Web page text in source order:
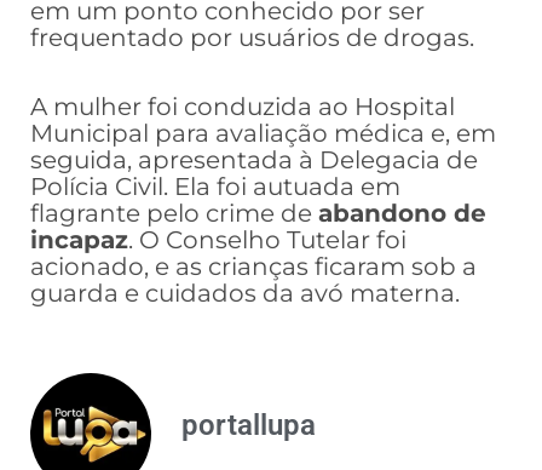
em um ponto conhecido por ser
frequentado por usuários de drogas.
A mulher foi conduzida ao Hospital
Municipal para avaliação médica e, em
seguida, apresentada à Delegacia de
Polícia Civil. Ela foi autuada em
flagrante pelo crime de abandono de
incapaz. O Conselho Tutelar foi
acionado, e as crianças ficaram sob a
guarda e cuidados da avó materna.
portallupa